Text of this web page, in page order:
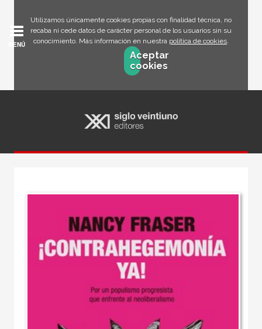
Utilizamos únicamente cookies propias con finalidad técnica, no
recaba ni cede datos de carácter personal de los usuarios sin su
conocimiento. Más información en nuestra política de cookies.
Aceptar
cookies
MENÚ